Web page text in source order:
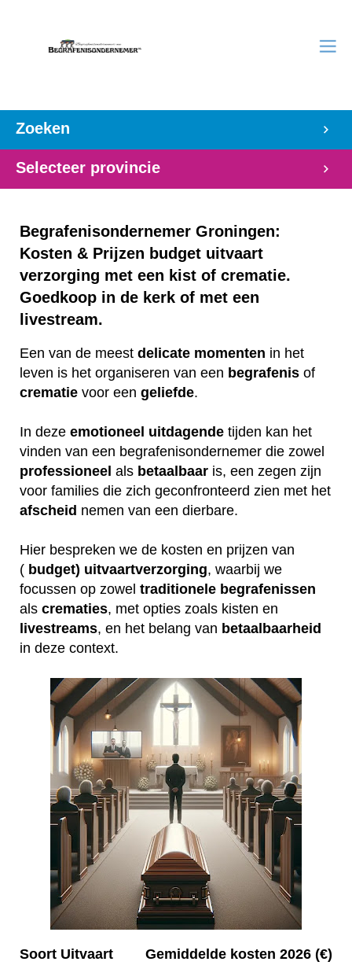
Zoeken
Selecteer provincie
Begrafenisondernemer Groningen:
Kosten & Prijzen budget uitvaart
verzorging met een kist of crematie.
Goedkoop in de kerk of met een
livestream.
Een van de meest delicate momenten in het
leven is het organiseren van een begrafenis of
crematie voor een geliefde.
In deze emotioneel uitdagende tijden kan het
vinden van een begrafenisondernemer die zowel
professioneel als betaalbaar is, een zegen zijn
voor families die zich geconfronteerd zien met het
afscheid nemen van een dierbare.
Hier bespreken we de kosten en prijzen van
( budget) uitvaartverzorging, waarbij we
focussen op zowel traditionele begrafenissen
als crematies, met opties zoals kisten en
livestreams, en het belang van betaalbaarheid
in deze context.
Soort Uitvaart Gemiddelde kosten 2026 (€)